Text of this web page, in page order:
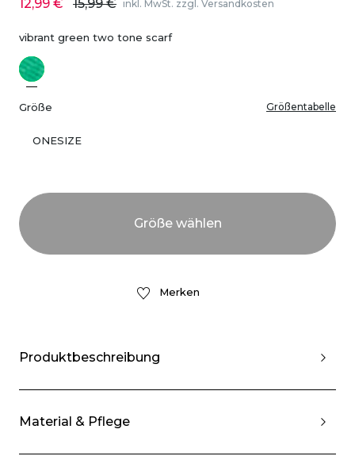
12,99 € 15,99 € inkl. MwSt. zzgl. Versandkosten
vibrant green two tone scarf
Größe Größentabelle
ONESIZE
Merken
Produktbeschreibung
Material & Pflege